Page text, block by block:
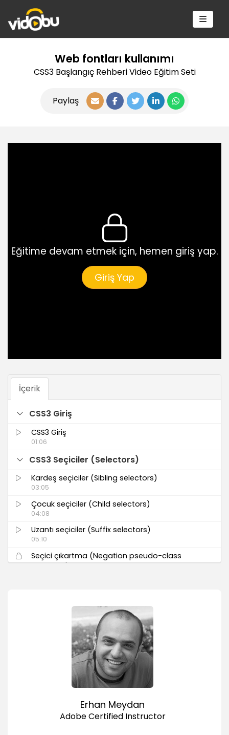
Web fontları kullanımı
CSS3 Başlangıç Rehberi Video Eğitim Seti
Paylaş
Eğitime devam etmek için, hemen giriş yap.
Giriş Yap
İçerik
CSS3 Giriş
CSS3 Giriş
01:06
CSS3 Seçiciler (Selectors)
Kardeş seçiciler (Sibling selectors)
03:05
Çocuk seçiciler (Child selectors)
04:08
Uzantı seçiciler (Suffix selectors)
05:10
Seçici çıkartma (Negation pseudo-class
selectors)
İlk ek seçiciler
Konum seçiciler (Structural selectors)
Liste elemanı seçiciler - 1
Liste elemanı seçiciler - 2
Erhan Meydan
Adobe Certified Instructor